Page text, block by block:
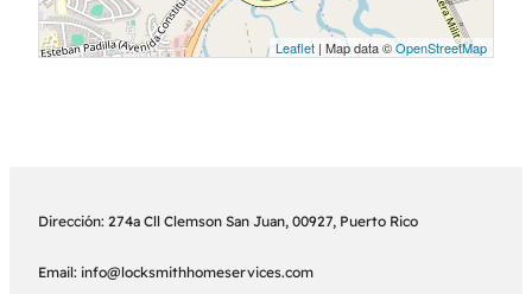
Leaflet | Map data ©OpenStreetMap
Dirección: 274a Cll Clemson San Juan, 00927, Puerto Rico
Email: info@locksmithhomeservices.com